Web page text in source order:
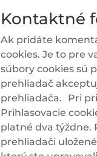
Kontaktné
Ak pridáte
cookies. Je to pre
súbory cookies sú
prehliadač
prehliadača. Pri
Prihlasovacie
platné dva týždne.
prehliadači